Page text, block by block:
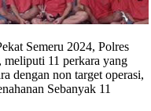
Semeru 2024, Polres
11 perkara yang
dengan non target operasi,
Sebanyak 11